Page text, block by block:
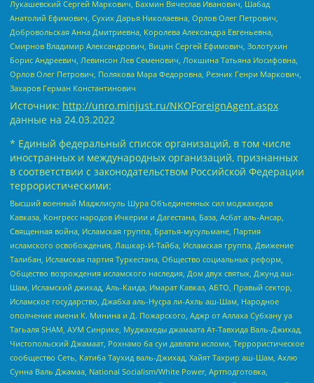
Лукашевский Сергей Маркович, Бахмин Вячеслав Иванович, Шабад
Анатолий Ефимович, Сухих Дарья Николаевна, Орлов Олег Петрович,
Добровольская Анна Дмитриевна, Королева Александра Евгеньевна,
Смирнов Владимир Александрович, Вицин Сергей Ефимович, Золотухин
Борис Андреевич, Левинсон Лев Семенович, Локшина Татьяна Иосифовна,
Орлов Олег Петрович, Полякова Мара Федоровна, Резник Генри Маркович,
Захаров Герман Константинович
Источник: http://unro.minjust.ru/NKOForeignAgent.aspx
данные на 24.03.2022
* Единый федеральный список организаций, в том числе
иностранных и международных организаций, признанных
в соответствии с законодательством Российской Федерации
террористическими:
Высший военный Маджлисуль Шура Объединенных сил моджахедов
Кавказа, Конгресс народов Ичкерии и Дагестана, База, Асбат аль-Ансар,
Священная война, Исламская группа, Братья-мусульмане, Партия
исламского освобождения, Лашкар-И-Тайба, Исламская группа, Движение
Талибан, Исламская партия Туркестана, Общество социальных реформ,
Общество возрождения исламского наследия, Дом двух святых, Джунд аш-
Шам, Исламский джихад, Аль-Каида, Имарат Кавказ, АБТО, Правый сектор,
Исламское государство, Джабха аль-Нусра ли-Ахль аш-Шам, Народное
ополчение имени К. Минина и Д. Пожарского, Аджр от Аллаха Субхану уа
Тагьаля SHAM, АУМ Синрике, Муджахеды джамаата Ат-Тавхида Валь-Джихад,
Чистопольский Джамаат, Рохнамо ба суи давлати исломи, Террористическое
сообщество Сеть, Катиба Таухид валь-Джихад, Хайят Тахрир аш-Шам, Ахлю
Сунна Валь Джамаа, National Socialism/White Power, Артподготовка,